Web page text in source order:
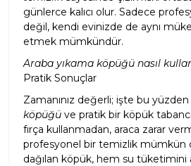
günlerce kalıcı olur. Sadece
değil, kendi evinizde de aynı
etmek mümkündür.
Araba yıkama köpüğü nasıl
Pratik Sonuçlar
Zamanınız değerli; işte bu
köpüğü ve pratik bir köpük
fırça kullanmadan, araca zarar
profesyonel bir temizlik mümkün
dağılan köpük, hem su tüketimini